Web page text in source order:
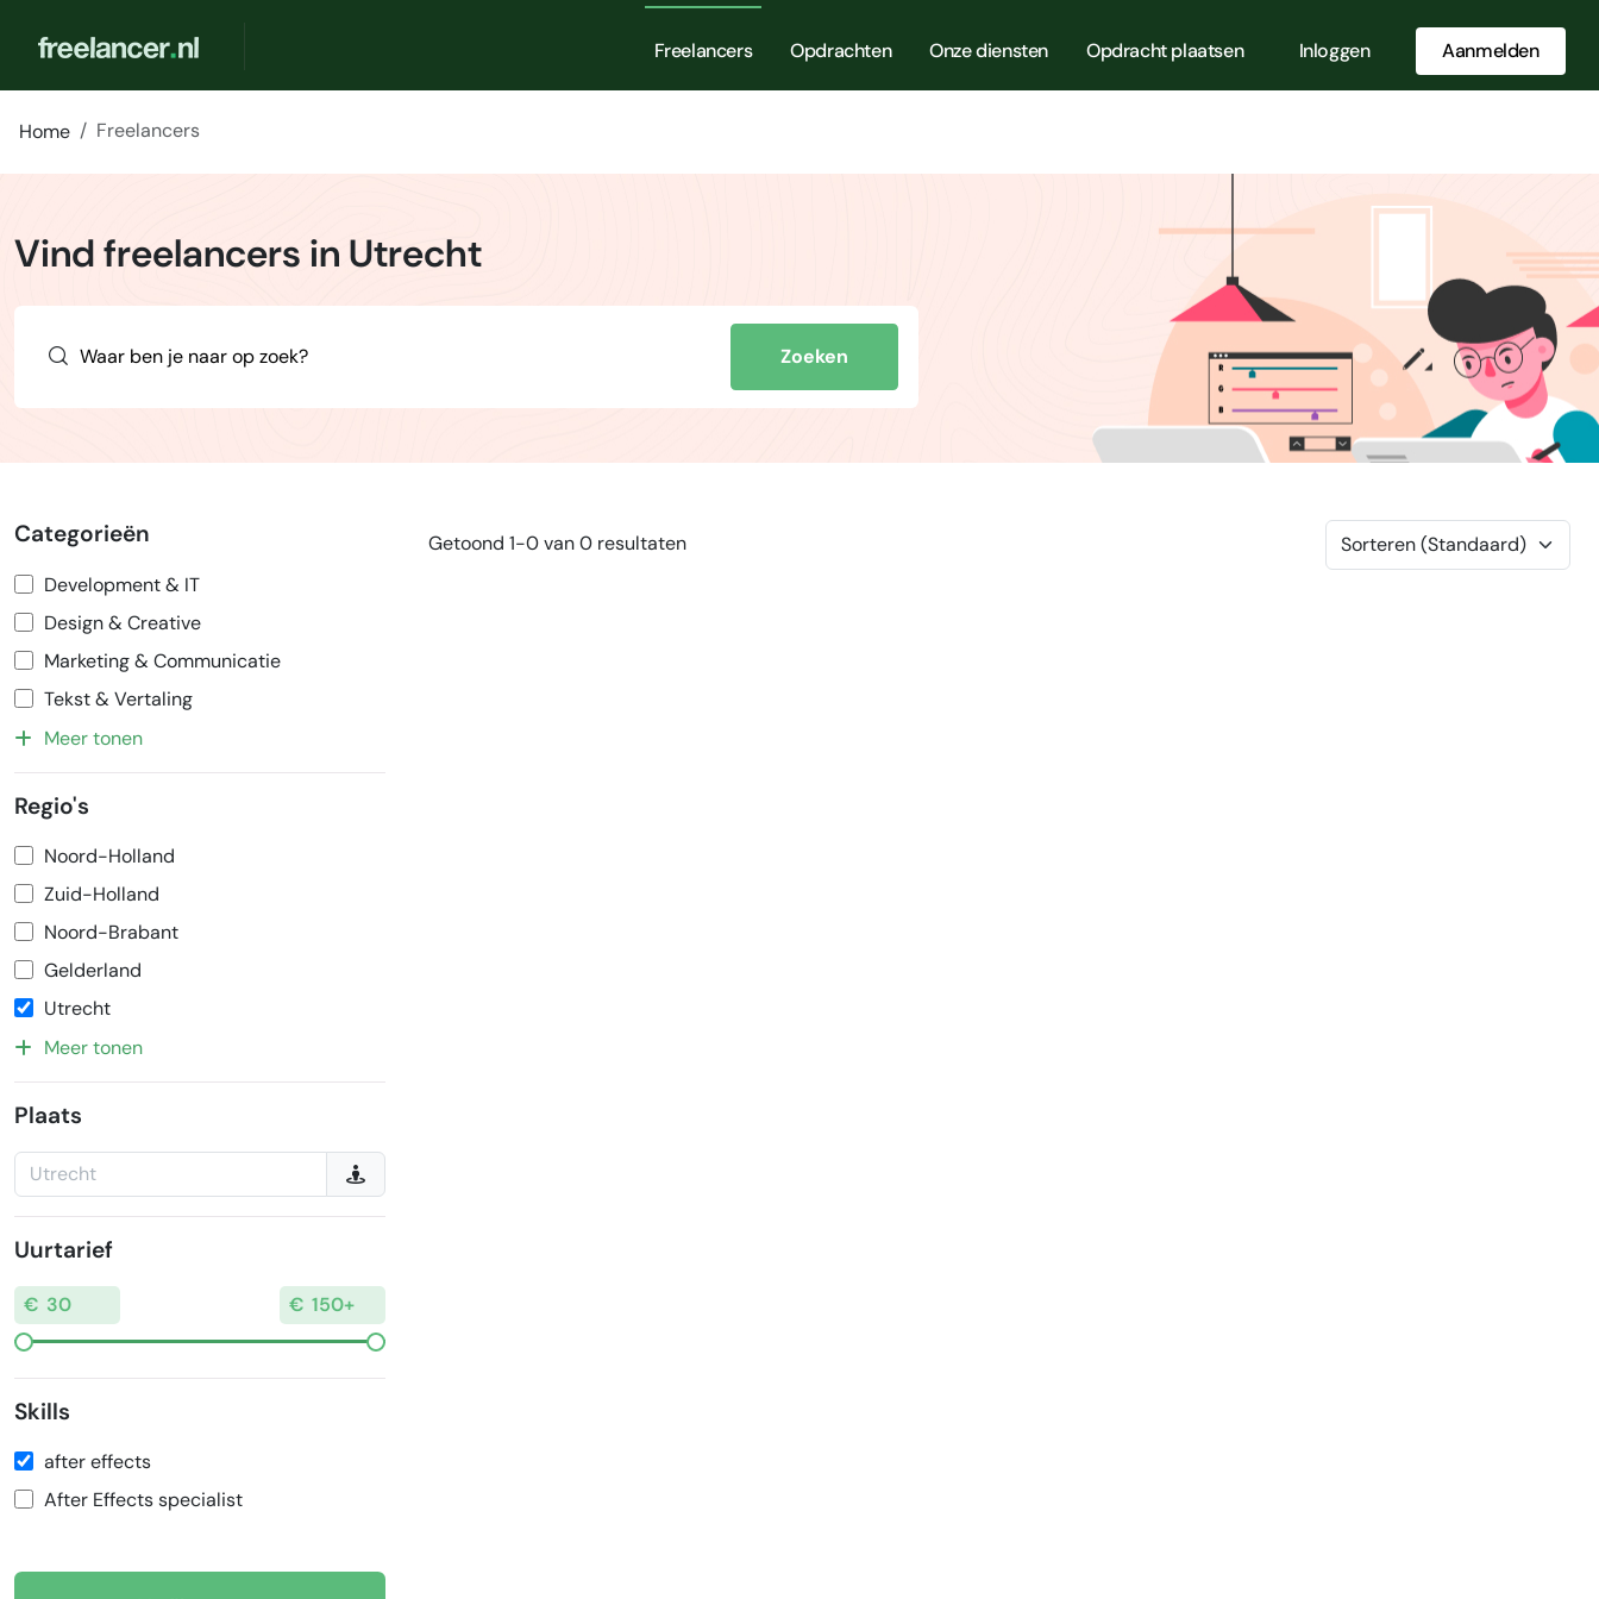
Freelancers Opdrachten Onze diensten Opdracht plaatsen Inloggen Aanmelden
Home Freelancers
Vind freelancers in Utrecht
Zoeken
Categorieën
Development & IT
Design & Creative
Marketing & Communicatie
Tekst & Vertaling
Meer tonen
Regio's
Noord-Holland
Zuid-Holland
Noord-Brabant
Gelderland
Utrecht
Meer tonen
Plaats
Uurtarief
Skills
after effects
After Effects specialist
Getoond 1-0 van 0 resultaten